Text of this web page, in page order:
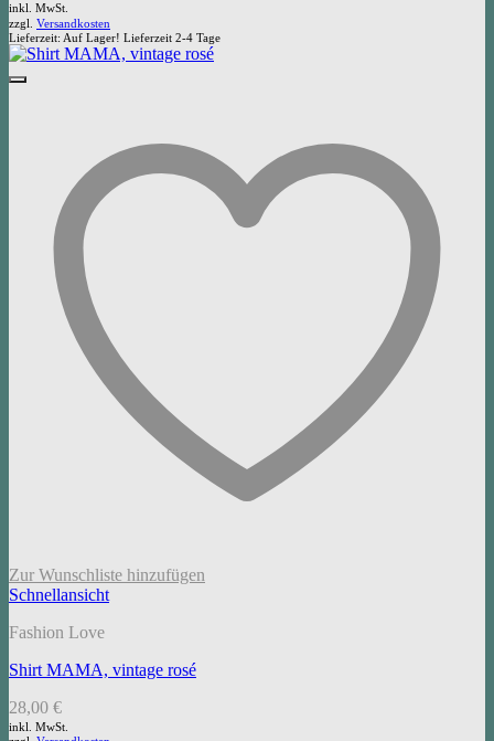
inkl. MwSt.
zzgl. Versandkosten
Lieferzeit: Auf Lager! Lieferzeit 2-4 Tage
Zur Wunschliste hinzufügen
Schnellansicht
Fashion Love
Shirt MAMA, vintage rosé
28,00 €
inkl. MwSt.